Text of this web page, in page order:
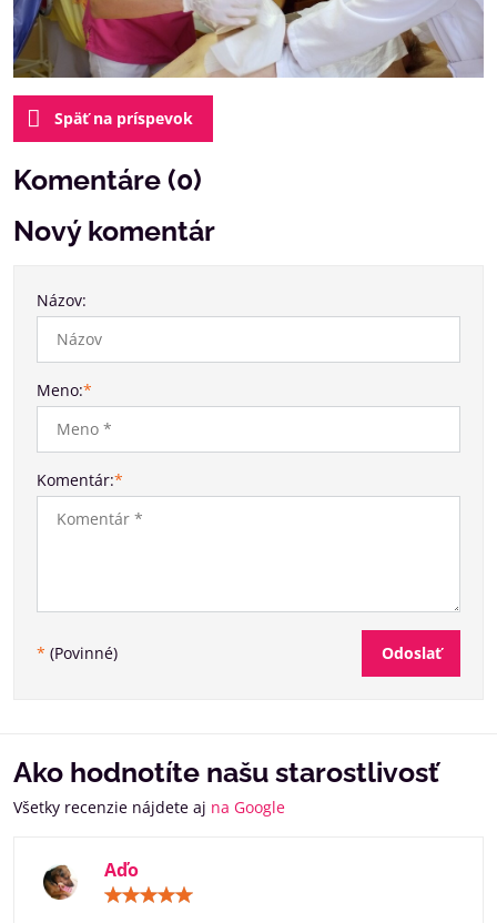
Späť na príspevok
Komentáre (0)
Nový komentár
Názov:
Meno:*
Komentár:*
* (Povinné) Odoslať
Ako hodnotíte našu starostlivosť
Všetky recenzie nájdete aj na Google
Aďo